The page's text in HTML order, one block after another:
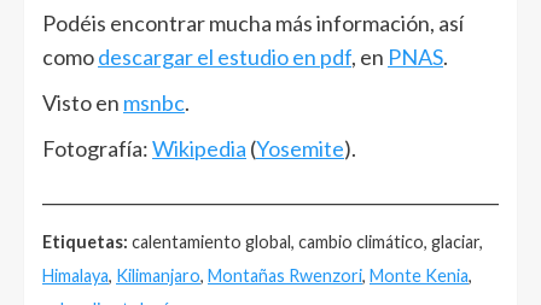
Podéis encontrar mucha más información, así
comodescargar el estudio en pdf, en PNAS.
Visto en msnbc.
Fotografía:Wikipedia (Yosemite).
Etiquetas: calentamiento global, cambio climático, glaciar,
Himalaya, Kilimanjaro, Montañas Rwenzori, Monte Kenia,